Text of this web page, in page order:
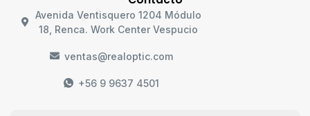
Avenida Ventisquero 1204 Módulo
18, Renca. Work Center Vespucio
ventas@realoptic.com
+56 9 9637 4501